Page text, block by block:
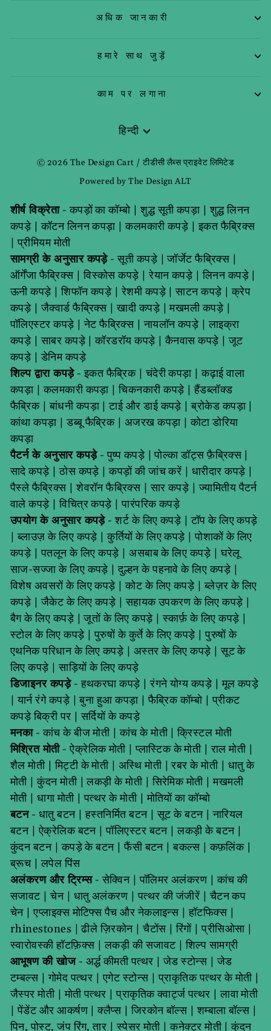
अधिक जानकारी
हमारे साथ जुड़ें
काम पर लगाना
भाषा
हिन्दी
© 2026 The Design Cart / टीडीसी लैब्स प्राइवेट लिमिटेड
Powered by The Design ALT
शीर्ष विक्रेता-कपड़ों का कॉम्बो|शुद्ध सूती कपड़ा|शुद्ध लिनन
कपड़े|कॉटन लिनन कपड़ा|कलमकारी कपड़े|इकत फैब्रिक्स
|प्रीमियम मोती
सामग्री के अनुसार कपड़े-सूती कपड़े|जॉर्जेट फैब्रिक्स|
ऑर्गेंजा फैब्रिक्स|विस्कोस कपड़े |रेयान कपड़े|लिनन कपड़े|
ऊनी कपड़े|शिफॉन कपड़े|रेशमी कपड़े|साटन कपड़े|क्रेप
कपड़े|जैक्वार्ड फैब्रिक्स|खादी कपड़े|मखमली कपड़े|
पॉलिएस्टर कपड़े|नेट फैब्रिक्स|नायलॉन कपड़े|लाइक्रा
कपड़े|साबर कपड़े|कॉरडरॉय कपड़े|कैनवास कपड़े|जूट
कपड़े|डेनिम कपड़े
शिल्प द्वारा कपड़े-इकत फैब्रिक|चंदेरी कपड़ा|कढ़ाई वाला
कपड़ा|कलमकारी कपड़ा|चिकनकारी कपड़े|हैंडब्लॉक्ड
फैब्रिक|बांधनी कपड़ा|टाई और डाई कपड़े|ब्रोकेड कपड़ा|
कांथा कपड़ा|डब्बू फैब्रिक| अजरख कपड़ा|कोटा डोरिया
कपड़ा
पैटर्न के अनुसार कपड़े-पुष्प कपड़े|पोल्का डॉट्स फ़ैब्रिक्स|
सादे कपड़े|ठोस कपड़े|कपड़ों की जांच करें | धारीदार कपड़े|
पैस्ले फैब्रिक्स|शेवरॉन फैब्रिक्स|सार कपड़े|ज्यामितीय पैटर्न
वाले कपड़े|विचित्र कपड़े|पारंपरिक कपड़े
उपयोग के अनुसार कपड़े-शर्ट के लिए कपड़े|टॉप के लिए कपड़े
|ब्लाउज़ के लिए कपड़े|कुर्तियों के लिए कपड़े|पोशाकों के लिए
कपड़े|पतलून के लिए कपड़े |असबाब के लिए कपड़े|घरेलू
साज-सज्जा के लिए कपड़े|दुल्हन के पहनावे के लिए कपड़े|
विशेष अवसरों के लिए कपड़े |कोट के लिए कपड़े |ब्लेज़र के लिए
कपड़े|जैकेट के लिए कपड़े |सहायक उपकरण के लिए कपड़े |
बैग के लिए कपड़े|जूतों के लिए कपड़े|स्कार्फ़ के लिए कपड़े|
स्टोल के लिए कपड़े|पुरुषों के कुर्ते के लिए कपड़े|पुरुषों के
एथनिक परिधान के लिए कपड़े| अस्तर के लिए कपड़े|सूट के
लिए कपड़े|साड़ियों के लिए कपड़े
डिजाइनर कपड़े-हथकरघा कपड़े|रंगने योग्य कपड़े |मूल कपड़े
|यार्न रंगे कपड़े|बुना हुआ कपड़ा|फैब्रिक कॉम्बो|प्रीकट
कपड़े बिक्री पर |सर्दियों के कपड़े
मनका-कांच के बीज मोती|कांच के मोती|क्रिस्टल मोती
मिश्रित मोती-ऐक्रेलिक मोती|प्लास्टिक के मोती|राल मोती|
शैल मोती|मिट्टी के मोती| अस्थि मोती|रबर के मोती| धातु के
मोती|कुंदन मोती|लकड़ी के मोती|सिरेमिक मोती|मखमली
मोती|धागा मोती|पत्थर के मोती|मोतियों का कॉम्बो
बटन- धातु बटन |हस्तनिर्मित बटन |सूट के बटन |नारियल
बटन|ऐक्रेलिक बटन|पॉलिएस्टर बटन|लकड़ी के बटन|
कुंदन बटन|कपड़े के बटन|फैंसी बटन|बकल्स|कफ़लिंक|
ब्रूच |लपेल पिंस
अलंकरण और ट्रिम्स-सेक्विन|पॉलिमर अलंकरण |कांच की
सजावट|चेन| धातु अलंकरण |पत्थर की जंजीरें |चैटन कप
चेन|एप्लाइक्स मोटिफ्स पैच और नेकलाइन्स|हॉटफिक्स |
rhinestones |ढीले ज़िरकोन |चैटोंस|रिंगों|प्रीसिओसा|
स्वारोवस्की हॉटफ़िक्स|लकड़ी की सजावट |शिल्प सामग्री
आभूषण की खोज- अर्द्ध कीमती पत्थर |जेड स्टोन्स|जेड
टम्बल्स|गोमेद पत्थर |एगेट स्टोन्स|प्राकृतिक पत्थर के मोती|
जैस्पर मोती|मोती पत्थर |प्राकृतिक क्वार्ट्ज पत्थर |लावा मोती
|पेंडेंट और आकर्षण|क्लैप्स|जिरकोन बॉल्स|शम्बाला बॉल्स|
पिन, पोस्ट, जंप रिंग, तार |स्पेसर मोती |कनेक्टर मोती|कुंदन